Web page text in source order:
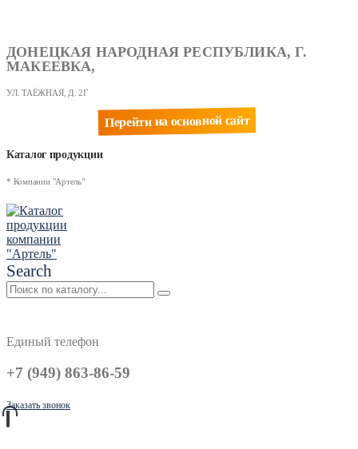
ДОНЕЦКАЯ НАРОДНАЯ РЕСПУБЛИКА, Г.
МАКЕЕВКА,
УЛ. ТАЁЖНАЯ, Д. 2Г
Перейти на основной сайт
Каталог продукции
* Компании "Артель"
Search
Единый телефон
+7 (949) 863-86-59
Заказать звонок